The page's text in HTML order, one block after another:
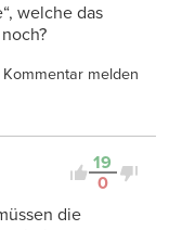
welche das
Kommentar melden
19
0
die